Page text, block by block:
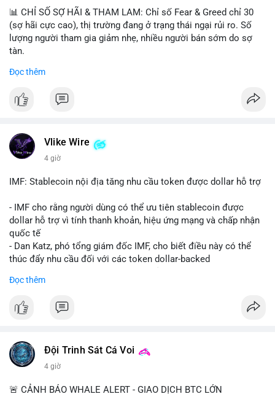
📊 CHỈ SỐ SỢ HÃI & THAM LAM: Chỉ số Fear & Greed chỉ 30
(sợ hãi cực cao), thị trường đang ở trạng thái ngại rủi ro. Số
lượng người tham gia giảm nhẹ, nhiều người bán sớm do sợ
tàn.
📈 XU HƯỚNG TÌM KIẾM & THẢO LUẬN: Biconomy (BICO),
coin được tìm kiếm nhiều nhất. Chủ đề NFT (Pudgy Penguins),
💬 DÒNG CHẢY TIN TỨC & TRUYỀN THÔNG: Bàn tán trên
Binance Square tập trung vào lệnh kẹp, dự báo NVDA và Musk
luận về Clearity Act.
💡 NHẬN ĐỊNH & KHUYẾN NGHỊ: Tâm lý ngắn hạn vẫn tiêu
cực do sợ hãi, nhưng xu hướng coin nhỏ và tin tức AI/NVIDA
có thể tạo cơ hội mua sớm. Cần theo dõi sự thay đổi trong
chính sách crypto Mỹ.
Đọc thêm
Vlike Wire
4 giờ
IMF: Stablecoin nội địa tăng nhu cầu token được dollar hỗ trợ
- IMF cho rằng người dùng có thể ưu tiên stablecoin được
dollar hỗ trợ vì tính thanh khoản, hiệu ứng mạng và chấp nhận
quốc tế
- Dan Katz, phó tổng giám đốc IMF, cho biết điều này có thể
thúc đẩy nhu cầu đối với các token dollar-backed
triển stablecoin nội địa
$btc $eth
📰 Nguồn: Cointelegraph
Đọc thêm
Đội Trinh Sát Cá Voi
4 giờ
🚨 CẢNH BÁO WHALE ALERT - GIAO DỊCH BTC LỚN